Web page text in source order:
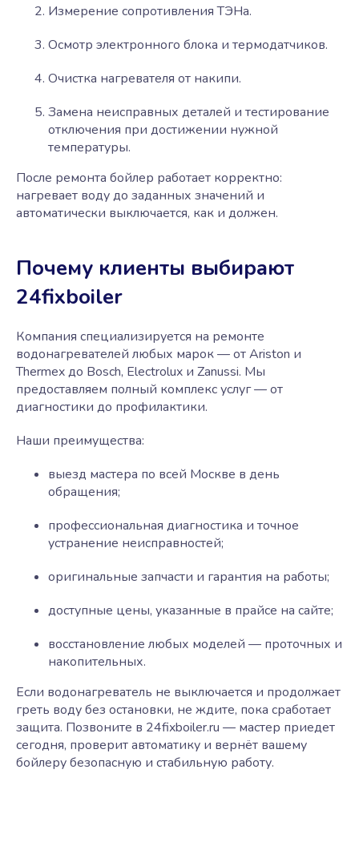
Измерение сопротивления ТЭНа.
Осмотр электронного блока и термодатчиков.
Очистка нагревателя от накипи.
Замена неисправных деталей и тестирование
отключения при достижении нужной
температуры.
После ремонта бойлер работает корректно:
нагревает воду до заданных значений и
автоматически выключается, как и должен.
Почему клиенты выбирают
24fixboiler
Компания специализируется на ремонте
водонагревателей любых марок — от Ariston и
Thermex до Bosch, Electrolux и Zanussi. Мы
предоставляем полный комплекс услуг — от
диагностики до профилактики.
Наши преимущества:
выезд мастера по всей Москве в день
обращения;
профессиональная диагностика и точное
устранение неисправностей;
оригинальные запчасти и гарантия на работы;
доступные цены, указанные в прайсе на сайте;
восстановление любых моделей — проточных и
накопительных.
Если водонагреватель не выключается и продолжает
греть воду без остановки, не ждите, пока сработает
защита. Позвоните в 24fixboiler.ru — мастер приедет
сегодня, проверит автоматику и вернёт вашему
бойлеру безопасную и стабильную работу.